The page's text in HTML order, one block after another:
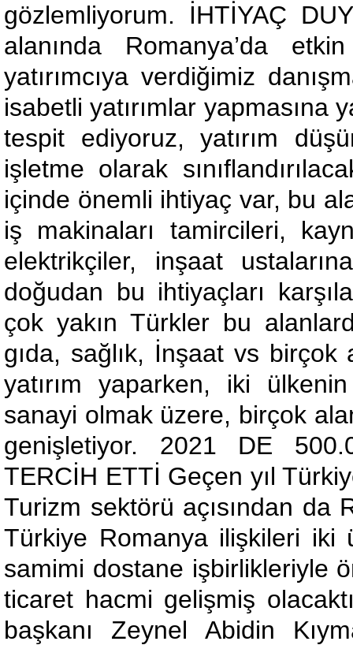
gözlemliyorum. İHTİYAÇ
alanında Romanya’da
yatırımcıya verdiğimiz
isabetli yatırımlar yapmasına
tespit ediyoruz, yatırım
işletme olarak
içinde önemli ihtiyaç var, bu
iş makinaları tamircileri,
elektrikçiler, inşaat
doğudan bu ihtiyaçları
çok yakın Türkler bu
gıda, sağlık, İnşaat vs birçok
yatırım yaparken, iki
sanayi olmak üzere, birçok
genişletiyor. 2021 DE
TERCİH ETTİ Geçen yıl
Turizm sektörü açısından
Türkiye Romanya ilişkileri iki
samimi dostane işbirlikleriyle
ticaret hacmi gelişmiş
başkanı Zeynel Abidin